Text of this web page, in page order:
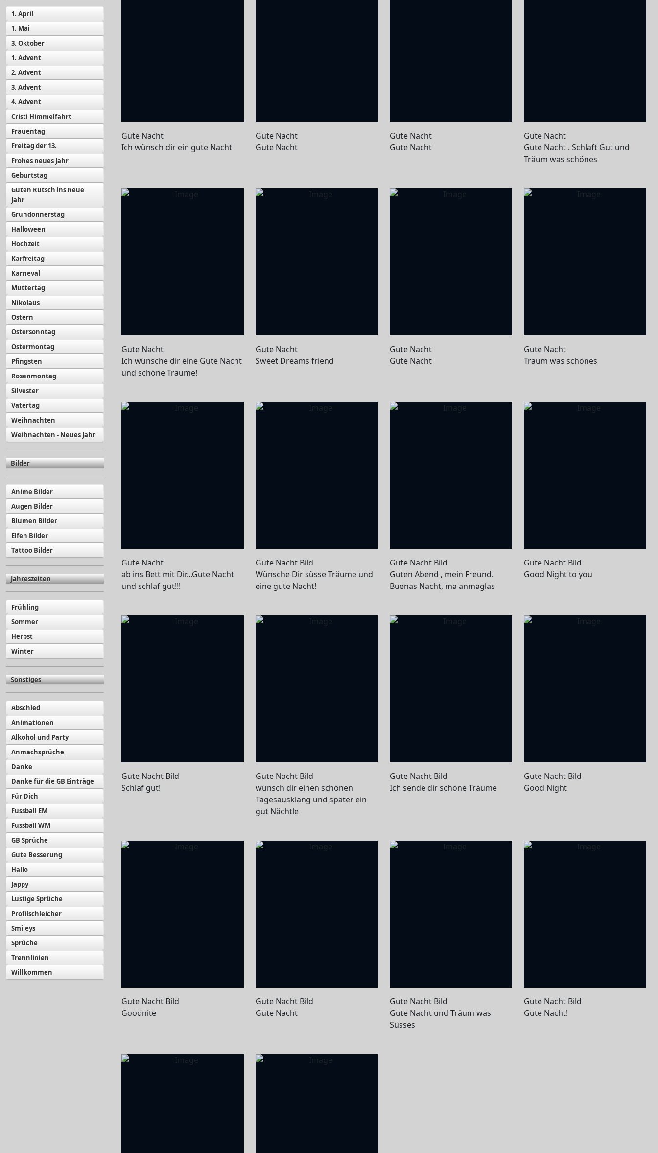
1. April
1. Mai
3. Oktober
1. Advent
2. Advent
3. Advent
4. Advent
Cristi Himmelfahrt
Frauentag
Freitag der 13.
Frohes neues Jahr
Geburtstag
Guten Rutsch ins neue
Jahr
Gründonnerstag
Halloween
Hochzeit
Karfreitag
Karneval
Muttertag
Nikolaus
Ostern
Ostersonntag
Ostermontag
Pfingsten
Rosenmontag
Silvester
Vatertag
Weihnachten
Weihnachten - Neues Jahr
Bilder
Anime Bilder
Augen Bilder
Blumen Bilder
Elfen Bilder
Tattoo Bilder
Jahreszeiten
Frühling
Sommer
Herbst
Winter
Sonstiges
Abschied
Animationen
Alkohol und Party
Anmachsprüche
Danke
Danke für die GB Einträge
Für Dich
Fussball EM
Fussball WM
GB Sprüche
Gute Besserung
Hallo
Jappy
Lustige Sprüche
Profilschleicher
Smileys
Sprüche
Trennlinien
Willkommen
Gute Nacht
Ich wünsch dir ein gute Nacht
Gute Nacht
Gute Nacht
Gute Nacht
Gute Nacht
Gute Nacht
Gute Nacht . Schlaft Gut und
Träum was schönes
Gute Nacht
Ich wünsche dir eine Gute Nacht
und schöne Träume!
Gute Nacht
Sweet Dreams friend
Gute Nacht
Gute Nacht
Gute Nacht
Träum was schönes
Gute Nacht
ab ins Bett mit Dir...Gute Nacht
und schlaf gut!!!
Gute Nacht Bild
Wünsche Dir süsse Träume und
eine gute Nacht!
Gute Nacht Bild
Guten Abend , mein Freund.
Buenas Nacht, ma anmaglas
Gute Nacht Bild
Good Night to you
Gute Nacht Bild
Schlaf gut!
Gute Nacht Bild
wünsch dir einen schönen
Tagesausklang und später ein
gut Nächtle
Gute Nacht Bild
Ich sende dir schöne Träume
Gute Nacht Bild
Good Night
Gute Nacht Bild
Goodnite
Gute Nacht Bild
Gute Nacht
Gute Nacht Bild
Gute Nacht und Träum was
Süsses
Gute Nacht Bild
Gute Nacht!